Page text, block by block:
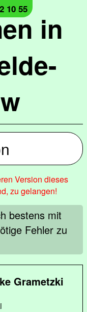
in
10 55
Version dieses
zu gelangen!
bestens mit
Fehler zu
Grametzki